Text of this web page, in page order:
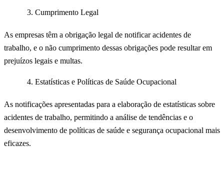
Cumprimento Legal
As empresas têm a obrigação legal de notificar acidentes de
trabalho, e o não cumprimento dessas obrigações pode resultar em
prejuízos legais e multas.
Estatísticas e Políticas de Saúde Ocupacional
As notificações apresentadas para a elaboração de estatísticas sobre
acidentes de trabalho, permitindo a análise de tendências e o
desenvolvimento de políticas de saúde e segurança ocupacional mais
eficazes.